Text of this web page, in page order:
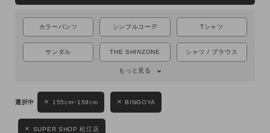
カラーパンツ シンプルコーデ Tシャツ
サンダル THE SHINZONE シャツ / ブラウス
もっと見る
155cm~159cm BINGOYA
SUPER SHOP 松江店